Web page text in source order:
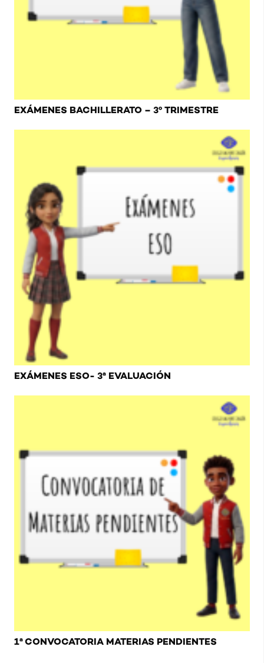
EXÁMENES BACHILLERATO – 3º TRIMESTRE
EXÁMENES ESO- 3ª EVALUACIÓN
1ª CONVOCATORIA MATERIAS PENDIENTES